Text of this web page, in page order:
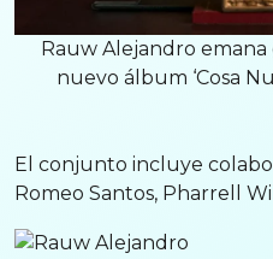
Rauw Alejandro
nuevo álbum ‘Cosa
El conjunto incluye
Romeo Santos, Pharrell